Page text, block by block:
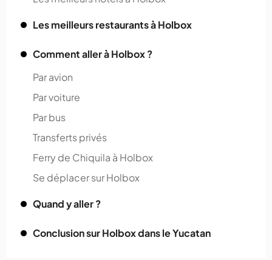
Les meilleurs restaurants à Holbox
Comment aller à Holbox ?
Par avion
Par voiture
Par bus
Transferts privés
Ferry de Chiquila à Holbox
Se déplacer sur Holbox
Quand y aller ?
Conclusion sur Holbox dans le Yucatan